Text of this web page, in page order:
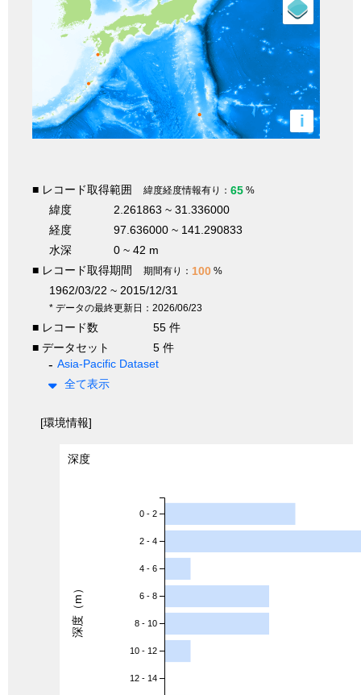
i
■ レコード取得範囲 緯度経度情報有り： 65 %
緯度
2.261863 ~ 31.336000
経度
97.636000 ~ 141.290833
水深
0 ~ 42 m
■ レコード取得期間
期間有り： 100 %
1962/03/22 ~ 2015/12/31
* データの最終更新日：2026/06/23
■ レコード数
55 件
■ データセット
5 件
Asia-Pacific Dataset
全て表示
[環境情報]
深度
0 - 2
2 - 4
4 - 6
6 - 8
8 - 10
10 - 12
12 - 14
深度（m）